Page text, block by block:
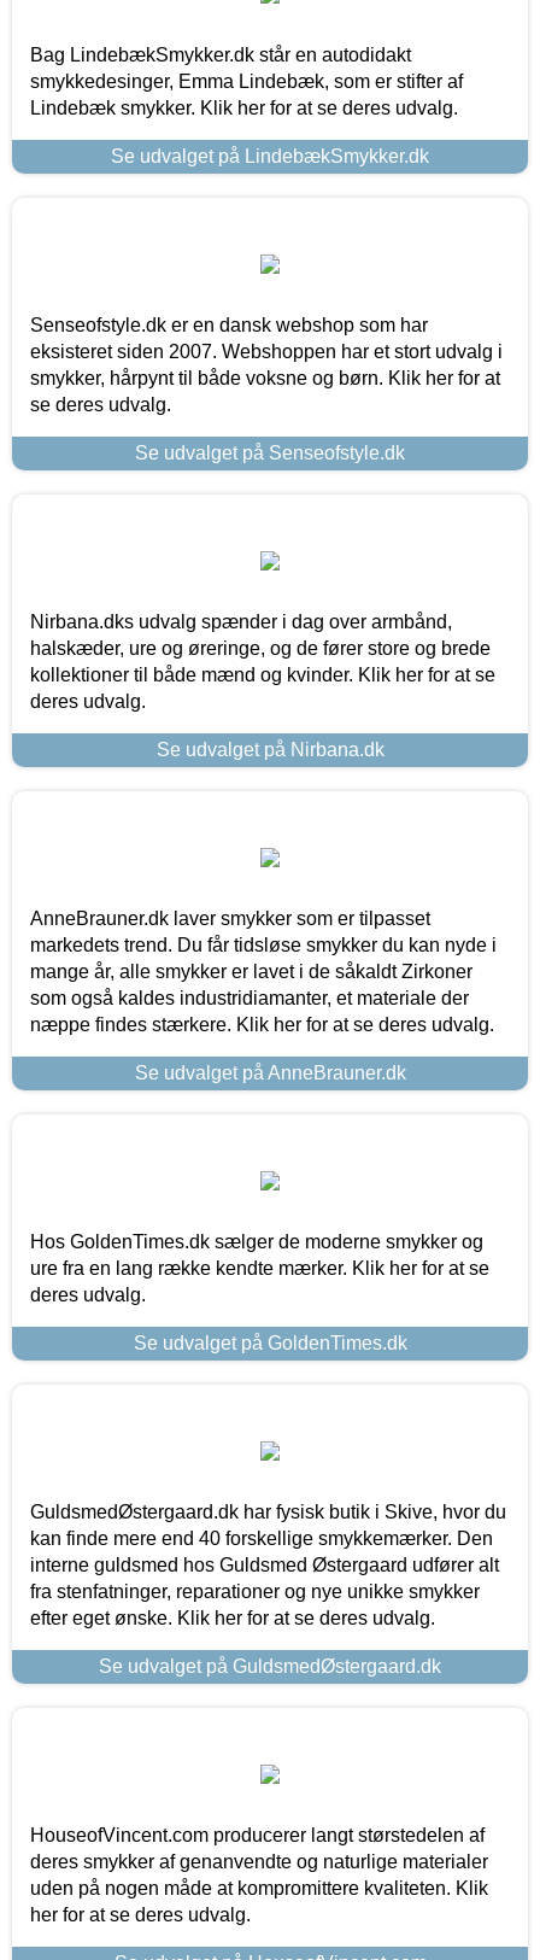
Bag LindebækSmykker.dk står en autodidakt
smykkedesinger, Emma Lindebæk, som er stifter af
Lindebæk smykker. Klik her for at se deres udvalg.
Se udvalget på LindebækSmykker.dk
Senseofstyle.dk er en dansk webshop som har
eksisteret siden 2007. Webshoppen har et stort udvalg i
smykker, hårpynt til både voksne og børn. Klik her for at
se deres udvalg.
Se udvalget på Senseofstyle.dk
Nirbana.dks udvalg spænder i dag over armbånd,
halskæder, ure og øreringe, og de fører store og brede
kollektioner til både mænd og kvinder. Klik her for at se
deres udvalg.
Se udvalget på Nirbana.dk
AnneBrauner.dk laver smykker som er tilpasset
markedets trend. Du får tidsløse smykker du kan nyde i
mange år, alle smykker er lavet i de såkaldt Zirkoner
som også kaldes industridiamanter, et materiale der
næppe findes stærkere. Klik her for at se deres udvalg.
Se udvalget på AnneBrauner.dk
Hos GoldenTimes.dk sælger de moderne smykker og
ure fra en lang række kendte mærker. Klik her for at se
deres udvalg.
Se udvalget på GoldenTimes.dk
GuldsmedØstergaard.dk har fysisk butik i Skive, hvor du
kan finde mere end 40 forskellige smykkemærker. Den
interne guldsmed hos Guldsmed Østergaard udfører alt
fra stenfatninger, reparationer og nye unikke smykker
efter eget ønske. Klik her for at se deres udvalg.
Se udvalget på GuldsmedØstergaard.dk
HouseofVincent.com producerer langt størstedelen af
deres smykker af genanvendte og naturlige materialer
uden på nogen måde at kompromittere kvaliteten. Klik
her for at se deres udvalg.